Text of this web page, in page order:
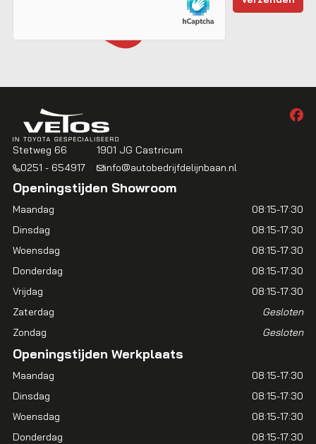
Stetweg 66
1901 JG Castricum
0251 - 654917
info@autobedrijfdelijnbaan.nl
Openingstijden Showroom
Maandag
08:15-17:30
Dinsdag
08:15-17:30
Woensdag
08:15-17:30
Donderdag
08:15-17:30
Vrijdag
08:15-17:30
Zaterdag
Gesloten
Zondag
Gesloten
Openingstijden Werkplaats
Maandag
08:15-17:30
Dinsdag
08:15-17:30
Woensdag
08:15-17:30
Donderdag
08:15-17:30